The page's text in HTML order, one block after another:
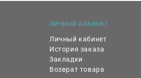
ЛИЧНЫЙ КАБИНЕТ
Личный кабинет
История заказа
Закладки
Возврат товара